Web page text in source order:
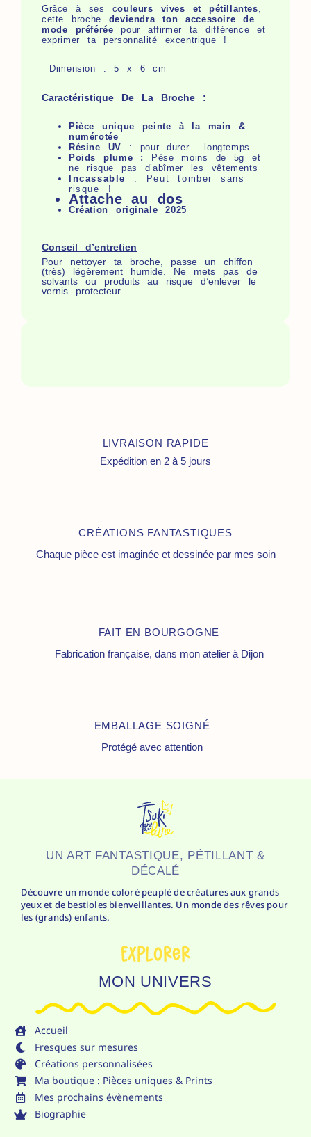
Grâce à ses couleurs vives et pétillantes
cette broche deviendra ton accessoire de
mode préférée pour affirmer ta différence et
exprimer ta personnalité excentrique !
Dimension : 5 x 6 cm
Caractéristique De La Broche :
Pièce unique peinte à la main &
numérotée
Résine UV : pour durer longtemps
Poids plume :
Pèse moins de 5g et
ne risque pas d’abîmer les vêtements
Incassable : Peut tomber sans
risque !
Attache au dos
Création originale 2025
Conseil d’entretien
Pour nettoyer ta broche, passe un chiffon
(très) légèrement humide. Ne mets pas de
solvants ou produits au risque d’enlever le
vernis protecteur.
LIVRAISON RAPIDE
Expédition en 2 à 5 jours
CRÉATIONS FANTASTIQUES
Chaque pièce est imaginée et dessinée par mes soin
FAIT EN BOURGOGNE
Fabrication française, dans mon atelier à Dijon
EMBALLAGE SOIGNÉ
Protégé avec attention
UN ART FANTASTIQUE, PÉTILLANT &
DÉCALÉ
Découvre un monde coloré peuplé de créatures aux grands
yeux et de bestioles bienveillantes. Un monde des rêves pour
les (grands) enfants.
Explorer
MON UNIVERS
Accueil
Fresques sur mesures
Créations personnalisées
Ma boutique : Pièces uniques & Prints
Mes prochains évènements
Biographie